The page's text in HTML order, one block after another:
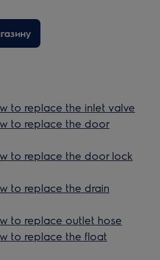
to replace the inlet valve
to replace the door
to replace the door lock
to replace the drain
to replace outlet hose
to replace the float